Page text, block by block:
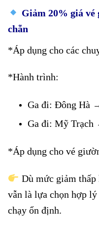
Giảm 20% giá vé
chẵn
*Áp dụng cho các
*Hành trình:
Ga đi: Đông Hà
Ga đi: Mỹ Trạch
*Áp dụng cho vé
Dù mức giảm thấp
vẫn là lựa chọn hợp
chạy ổn định.